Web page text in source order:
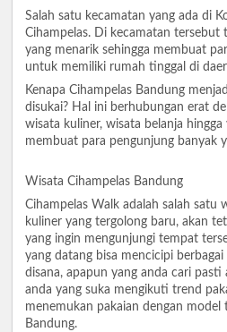
Salah satu kecamatan yang ada di
Cihampelas. Di kecamatan
yang menarik sehingga membuat
untuk memiliki rumah tinggal di
Kenapa Cihampelas Bandung
disukai? Hal ini berhubungan erat
wisata kuliner, wisata belanja hingga
membuat para pengunjung banyak
Wisata Cihampelas Bandung
Cihampelas Walk adalah salah satu
kuliner yang tergolong baru, akan
yang ingin mengunjungi tempat
yang datang bisa mencicipi
disana, apapun yang anda cari pasti
anda yang suka mengikuti trend
menemukan pakaian dengan model
Bandung.